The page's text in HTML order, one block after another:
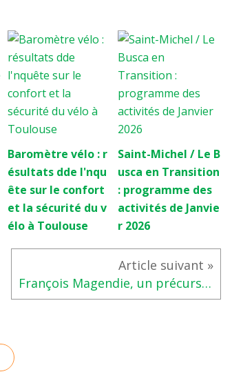
Baromètre vélo : r
ésultats dde l'nqu
ête sur le confort
et la sécurité du v
élo à Toulouse
Saint-Michel / Le B
usca en Transition
: programme des
activités de Janvie
r 2026
François Magendie, un précurseur !